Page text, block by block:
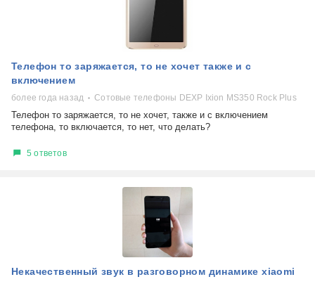
Телефон то заряжается, то не хочет также и с
включением
более года назад Сотовые телефоны DEXP Ixion MS350 Rock Plus
Телефон то заряжается, то не хочет, также и с включением
телефона, то включается, то нет, что делать?
5 ответов
Некачественный звук в разговорном динамике xiaomi